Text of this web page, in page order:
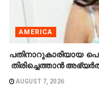
AMERICA
പതിനാറുകാരിയായ
തിരിച്ചെത്താൻ
AUGUST 7, 2026